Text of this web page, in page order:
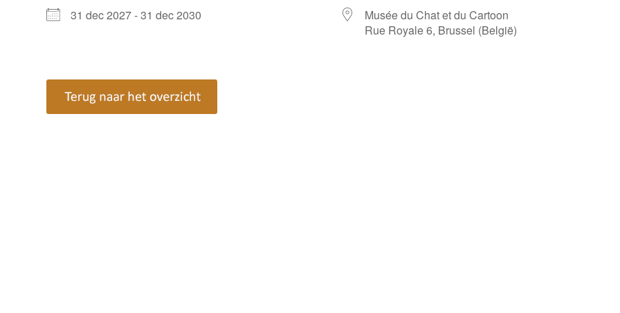
31 dec 2027 - 31 dec 2030
Musée du Chat et du Cartoon
Rue Royale 6, Brussel (België)